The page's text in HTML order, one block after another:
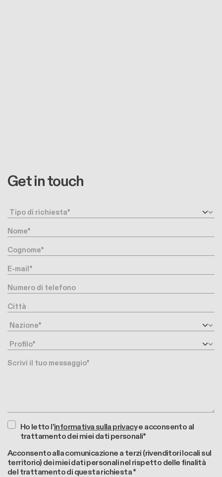
Get in touch
Request type
Nome
Cognome
E-mail
Numero di telefono
Città
Nazione
Profilo
Messaggio
Ho letto l'informativa sulla privacye acconsento al
trattamento dei miei dati personali*
Acconsento alla comunicazione a terzi (rivenditori locali sul
territorio) dei miei dati personali nel rispetto delle finalità
del trattamento di questa richiesta *